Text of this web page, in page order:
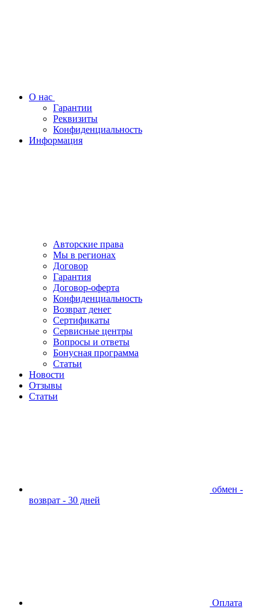
О нас
Гарантии
Реквизиты
Конфиденциальность
Информация
Авторские права
Мы в регионах
Договор
Гарантия
Договор-оферта
Конфиденциальность
Возврат денег
Сертификаты
Сервисные центры
Вопросы и ответы
Бонусная программа
Статьи
Новости
Отзывы
Статьи
обмен -
возврат - 30 дней
Оплата